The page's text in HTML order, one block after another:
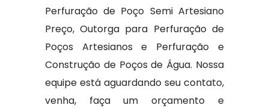
Perfuração de Poço Semi Artesiano
Preço, Outorga para Perfuração de
Poços Artesianos e Perfuração e
Construção de Poços de Água. Nossa
equipe está aguardando seu contato,
venha, faça um orçamento e